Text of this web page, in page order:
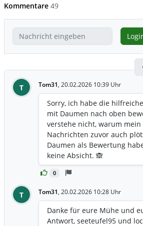
Kommentare 49
T Tom31, 20.02.2026 10:39 Uhr
0
Sorry, ich habe die
mit Daumen nach oben
verstehe nicht, warum mein
Nachrichten zuvor auch
Daumen als Bewertung
keine Absicht. 🙈
T Tom31, 20.02.2026 10:28 Uhr
Danke für eure Mühe und
Antwort, seeteufel95 und